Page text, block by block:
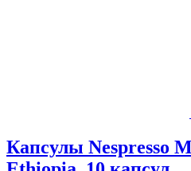
Капсулы Nespresso